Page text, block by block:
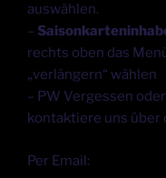
auswählen.
–
rechts oben das
„verlängern“ wählen
– PW Vergessen
kontaktiere uns über
Per Email: